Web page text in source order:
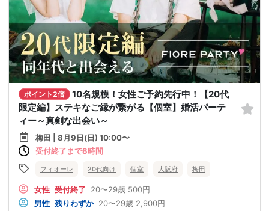
ポイント2倍
10名規模！女性ご予約先行中！【20代
限定編】ステキなご縁が繋がる【個室】婚活パーテ
ィー～真剣な出会い～
梅田 | 8月9日(日) 10:00〜
受付終了まで8時間
フィオーレ 20代向け 個室 大阪府 梅田
女性 受付終了 20〜29歳 500円
男性 残りわずか 20〜29歳 2,900円